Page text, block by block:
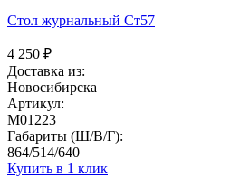
Стол журнальный Ст57
4 250 ₽
Доставка из:
Новосибирска
Артикул:
M01223
Габариты (Ш/В/Г):
864/514/640
Купить в 1 клик